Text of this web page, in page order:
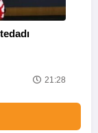
21:28